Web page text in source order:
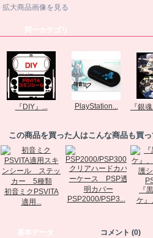
拡大商品画像を見る
『DIY』... PlayStation...
『銀
この商品を買った人はこんな商品も買
初音ミクPSVITA
適用...
PSP2000/PSP3...
『
ケ』
コメント (0)